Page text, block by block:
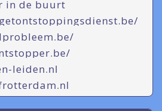
in de buurt
leiden.nl